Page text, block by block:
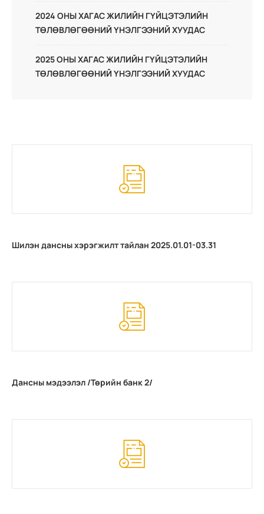
2024 ОНЫ ХАГАС ЖИЛИЙН ГҮЙЦЭТЭЛИЙН
ТӨЛӨВЛӨГӨӨНИЙ ҮНЭЛГЭЭНИЙ ХУУДАС
2025 ОНЫ ХАГАС ЖИЛИЙН ГҮЙЦЭТЭЛИЙН
ТӨЛӨВЛӨГӨӨНИЙ ҮНЭЛГЭЭНИЙ ХУУДАС
Шилэн дансны хэрэгжилт тайлан 2025.01.01-03.31
Дансны мэдээлэл /Төрийн банк 2/